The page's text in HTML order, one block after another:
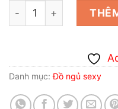
Áo ngủ gợi dục -Áo
Danh mục:Đồ ngủ sexy